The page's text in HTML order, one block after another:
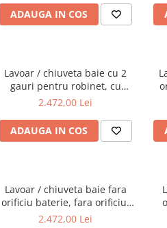
ADAUGA IN COS
Lavoar / chiuveta baie cu 2
gauri pentru robinet, cu
orificiul preaplin, 40cm |
2.472,00 Lei
ADAUGA IN COS
Lavoar / chiuveta baie fara
orificiu baterie, fara orificiul
preaplin, 40cm | 7317B403-
2.472,00 Lei